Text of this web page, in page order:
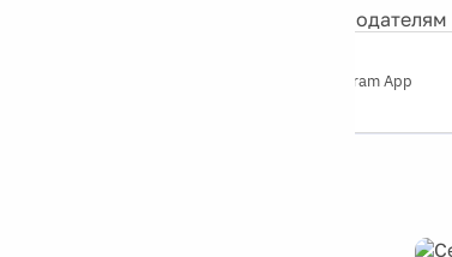
Рекламодателям
Telegram App